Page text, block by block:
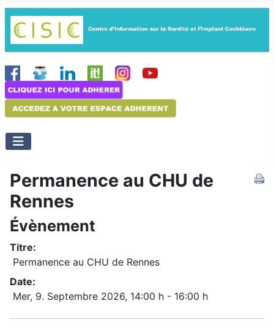
Permanence au CHU de
Rennes
Évènement
Titre:
Permanence au CHU de Rennes
Date:
Mer, 9. Septembre 2026, 14:00 h - 16:00 h